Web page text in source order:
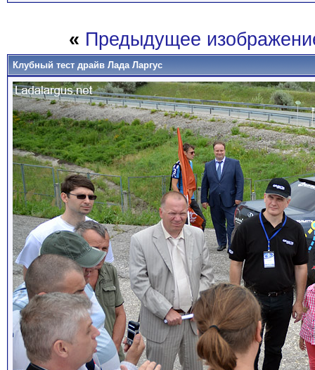
« Предыдущее
Клубный тест драйв Лада Ларгус